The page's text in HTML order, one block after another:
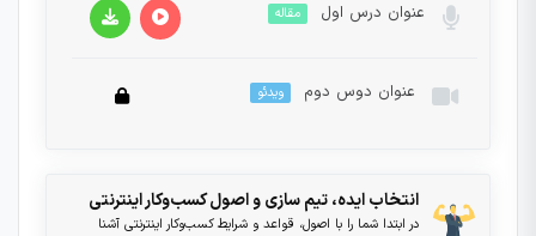
عنوان درس اول مقاله
محهتنهعنوان دوس دوم ویدئو
دروس این دوره باید این دوره را خریداری نمایید.
انتخاب ایده، تیم سازی و اصول کسب‌و‌کار اینترنتی
در ابتدا شما را با اصول، قواعد و شرایط کسب‌و‌کار اینترنتی آشنا